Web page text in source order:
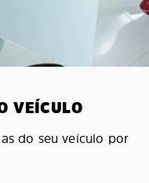
VEÍCULO
do seu veículo por